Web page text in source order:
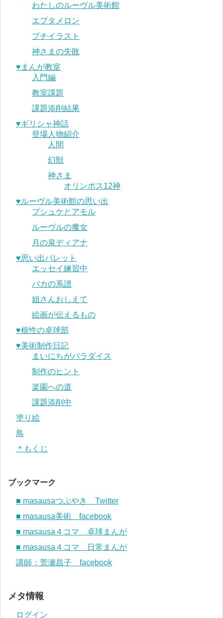
わたしのルーヴル美術館
エプタメロン
プチイラスト
神さまの失敗
♥︎まんが教室
入門編
教室課題
課題添削結果
♥︎ギリシャ神話
登場人物紹介
人間
幻獣
神さま
オリンポス12神
♥︎ルーヴル美術館の思い出
プシュケとアモル
ルーヴルの魔女
月の泉ディアナ
♥︎思い出パレット
エッセイ練習中
バカの系譜
姐さんおしえて
絵画が伝えるもの
♥︎根性の卓球部
♥︎美術制作日記
まいにちがパラダイス
制作のヒント
楽園への道
課題添削中
塗り絵
鳥
＊もくじ
ブックマーク
■ masausaつぶやき Twitter
■ masausa美術 facebook
■ masausa４コマ 卓球まんが
■ masausa４コマ 日常まんが
講師：荒瀬昌子 facebook
メタ情報
ログイン